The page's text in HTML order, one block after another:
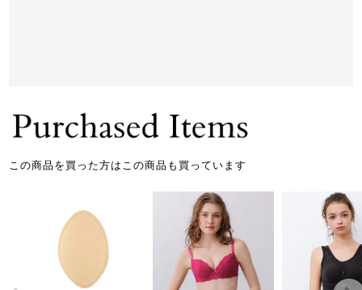
この商品を買った方はこの商品も買っています